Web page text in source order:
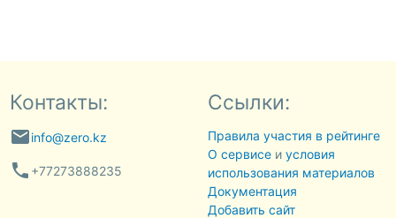
Контакты:
emailinfo@zero.kz
phone +77273888235
Ссылки:
Правила участия в рейтинге
О сервисеи условия
использования материалов
Документация
Добавить сайт